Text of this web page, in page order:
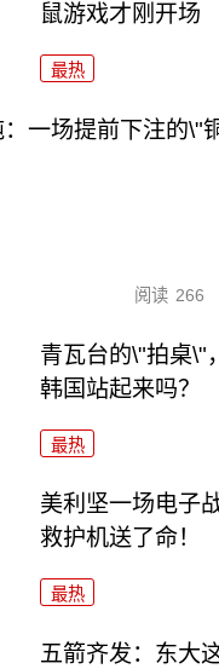
鼠游戏才刚开场
最热
一场提前下注的\"
阅读 266
青瓦台的\"拍桌\"
韩国站起来吗？
最热
美利坚一场电子
救护机送了命！
最热
五箭齐发：东大